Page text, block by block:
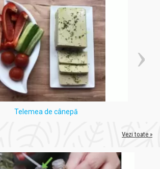
Telemea de cânepă
Vezi toate »